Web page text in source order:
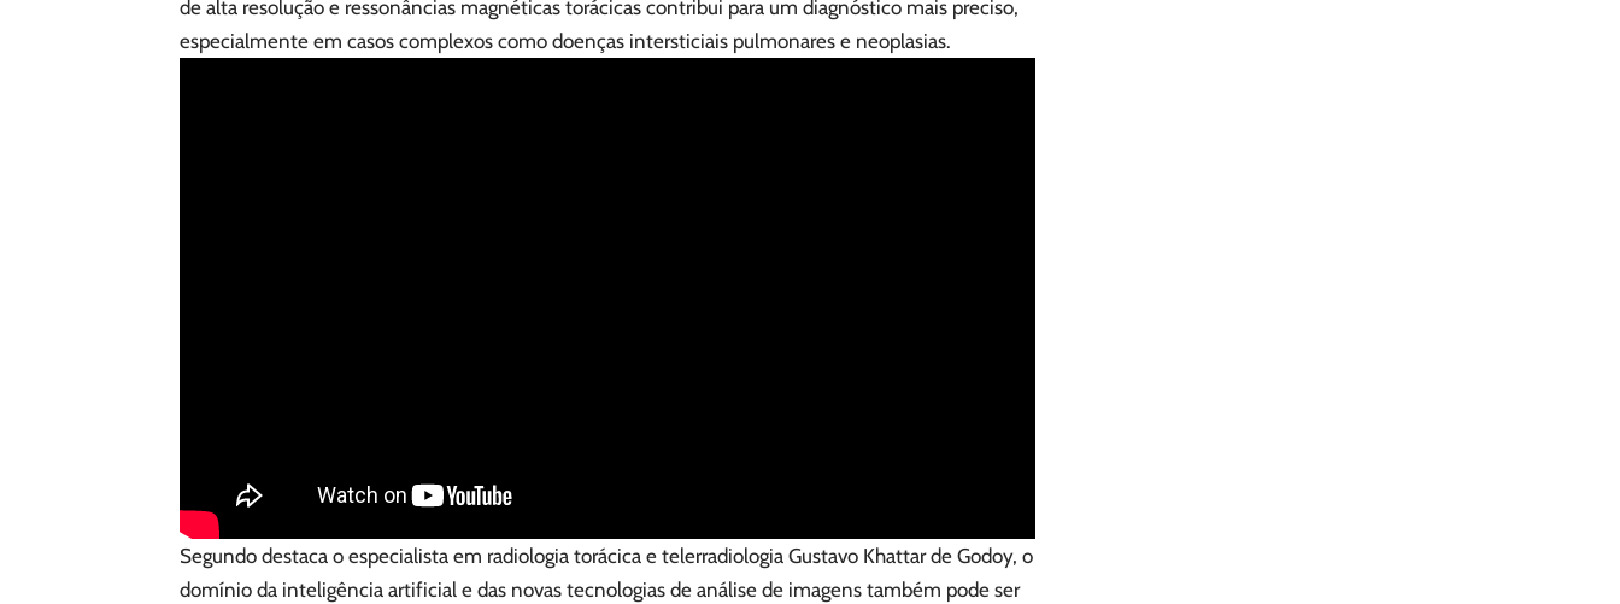
de alta resolução e ressonâncias magnéticas torácicas contribui para um diagnóstico mais preciso,
especialmente em casos complexos como doenças intersticiais pulmonares e neoplasias.
Segundo destaca o especialista em radiologia torácica e telerradiologia Gustavo Khattar de Godoy, o
domínio da inteligência artificial e das novas tecnologias de análise de imagens também pode ser